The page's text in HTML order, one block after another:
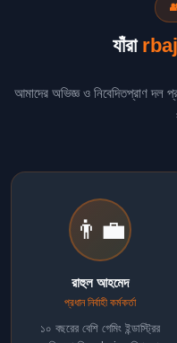
যাঁরা
আমাদের অভিজ্ঞ ও নিবেদিতপ্রাণ দল
👨‍💼
রাহুল আহমেদ
প্রধান নির্বাহী কর্মকর্তা
১০ বছরের বেশি গেমিং ইন্ডাস্ট্রির